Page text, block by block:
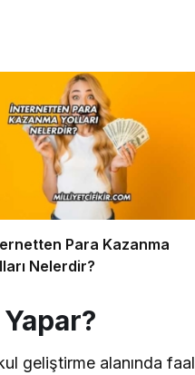
Para Kazanma
Nelerdir?
geliştirme alanında